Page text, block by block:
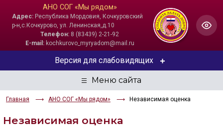
АНО СОГ «Мы рядом»
Адрес: Республика Мордовия, Кочкуровский
р-н,с.Кочкурово, ул. Ленинская,д.10
Телефон: 8 (83439) 2-21-92
E-mail:kochkurovo_myryadom@mail.ru
Главная АНО СОГ «Мы рядом» Независимая оценка
Версия для слабовидящих
ЦВЕТОВАЯ СХЕМА
Aa Aa
Независимая оценка